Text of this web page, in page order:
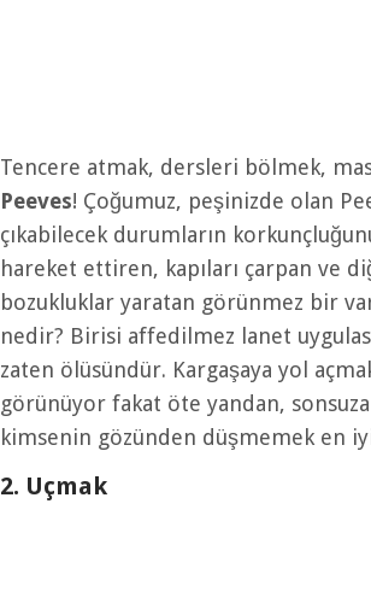
Tencere atmak, dersleri bölmek,
Peeves! Çoğumuz, peşinizde olan
çıkabilecek durumların
hareket ettiren, kapıları çarpan ve
bozukluklar yaratan görünmez bir
nedir? Birisi affedilmez lanet
zaten ölüsündür. Kargaşaya yol
görünüyor fakat öte yandan, sonsuza
kimsenin gözünden düşmemek en
2. Uçmak